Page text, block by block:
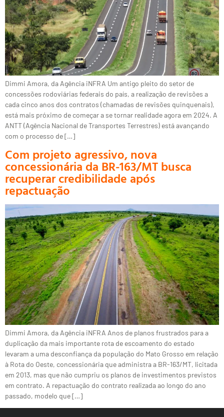
Dimmi Amora, da Agência iNFRA Um antigo pleito do setor de
concessões rodoviárias federais do país, a realização de revisões a
cada cinco anos dos contratos (chamadas de revisões quinquenais),
está mais próximo de começar a se tornar realidade agora em 2024. A
ANTT (Agência Nacional de Transportes Terrestres) está avançando
com o processo de […]
Com projeto agressivo, nova
concessionária da BR-163/MT busca
recuperar credibilidade após
repactuação
Dimmi Amora, da Agência iNFRA Anos de planos frustrados para a
duplicação da mais importante rota de escoamento do estado
levaram a uma desconfiança da população do Mato Grosso em relação
à Rota do Oeste, concessionária que administra a BR-163/MT, licitada
em 2013, mas que não cumpriu os planos de investimentos previstos
em contrato. A repactuação do contrato realizada ao longo do ano
passado, modelo que […]